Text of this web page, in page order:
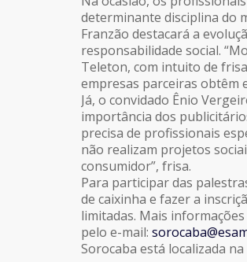
determinante disciplina do
Franzão destacará a
responsabilidade social.
Teleton, com intuito de
empresas parceiras obtêm
Já, o convidado Ênio
importância dos
precisa de profissionais
não realizam projetos
consumidor”, frisa.
Para participar das
de caixinha e fazer a
limitadas. Mais
pelo e-mail:
Sorocaba está localizada na